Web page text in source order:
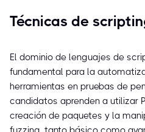
Técnicas de
El dominio de lenguajes de
fundamental para la
herramientas en pruebas de
candidatos aprenden a utilizar
creación de paquetes y la